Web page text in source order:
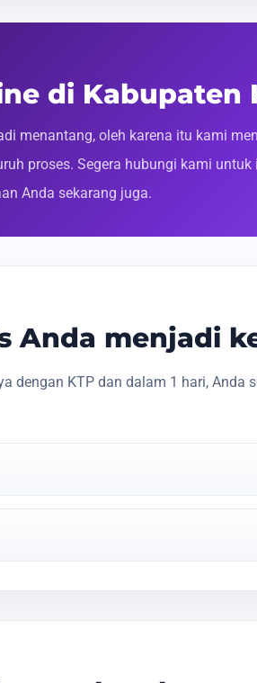
di Kabupaten
menantang, oleh karena itu kami
proses. Segera hubungi kami
Anda sekarang juga.
Anda menjadi
dengan KTP dan dalam 1 hari,